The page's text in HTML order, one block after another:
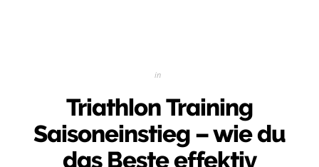
in
Triathlon Training
Saisoneinstieg – wie du
das Beste effektiv